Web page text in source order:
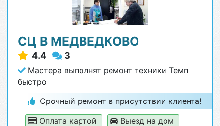
СЦ В МЕДВЕДКОВО
4.4 3
Мастера выполнят ремонт техники Темп
быстро
Срочный ремонт в присутствии клиента!
Оплата картой
Выезд на дом